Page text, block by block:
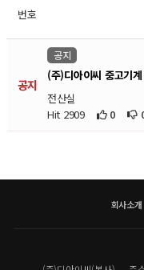
번호
공지
공지
(주)디아이씨 중고기
전산실
Hit 2909
0
회사소개